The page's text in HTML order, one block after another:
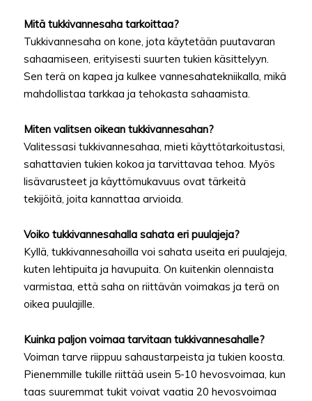
Mitä tukkivannesaha tarkoittaa?
Tukkivannesaha on kone, jota käytetään puutavaran
sahaamiseen, erityisesti suurten tukien käsittelyyn.
Sen terä on kapea ja kulkee vannesahatekniikalla, mikä
mahdollistaa tarkkaa ja tehokasta sahaamista.
Miten valitsen oikean tukkivannesahan?
Valitessasi tukkivannesahaa, mieti käyttötarkoitustasi,
sahattavien tukien kokoa ja tarvittavaa tehoa. Myös
lisävarusteet ja käyttömukavuus ovat tärkeitä
tekijöitä, joita kannattaa arvioida.
Voiko tukkivannesahalla sahata eri puulajeja?
Kyllä, tukkivannesahoilla voi sahata useita eri puulajeja,
kuten lehtipuita ja havupuita. On kuitenkin olennaista
varmistaa, että saha on riittävän voimakas ja terä on
oikea puulajille.
Kuinka paljon voimaa tarvitaan tukkivannesahalle?
Voiman tarve riippuu sahaustarpeista ja tukien koosta.
Pienemmille tukille riittää usein 5-10 hevosvoimaa, kun
taas suuremmat tukit voivat vaatia 20 hevosvoimaa